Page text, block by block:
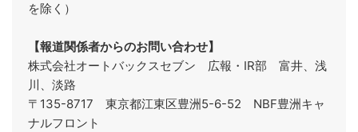
を除く）
【報道関係者からのお問い合わせ】
株式会社オートバックスセブン 広報・IR部 富井、浅
川、淡路
〒135-8717 東京都江東区豊洲5-6-52 NBF豊洲キャ
ナルフロント